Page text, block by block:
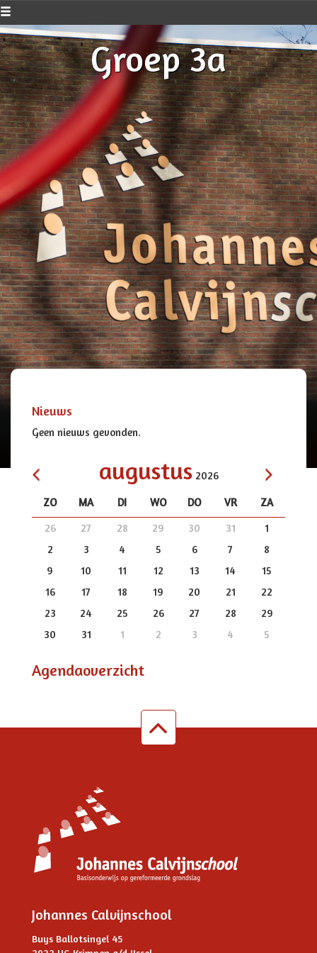
Groep 3a
Nieuws
Geen nieuws gevonden.
< >
augustus 2026
ZO
MA DI WO DO VR
ZA
26
27 28 29 30 31
1
2
3 4 5 6 7
8
9
10 11 12 13 14
15
16
17 18 19 20 21
22
23
24 25 26 27 28
29
30
31 1 2 3 4 5
Agendaoverzicht
Johannes Calvijnschool
Buys Ballotsingel 45